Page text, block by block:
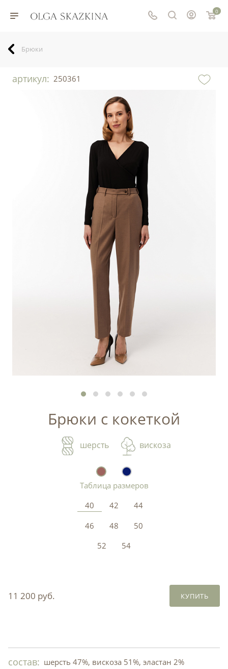
0
Брюки
артикул: 250361
Брюки с кокеткой
шерсть вискоза
Таблица размеров
40
42
44
46
48
50
52
54
11 200 руб. КУПИТЬ
состав: шерсть 47%, вискоза 51%, эластан 2%